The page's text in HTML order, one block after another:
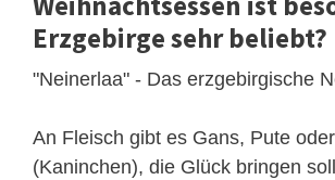
Erzgebirge sehr beliebt?
"Neinerlaa" - Das erzgebirgische
An Fleisch gibt es Gans, Pute
(Kaninchen), die Glück bringen